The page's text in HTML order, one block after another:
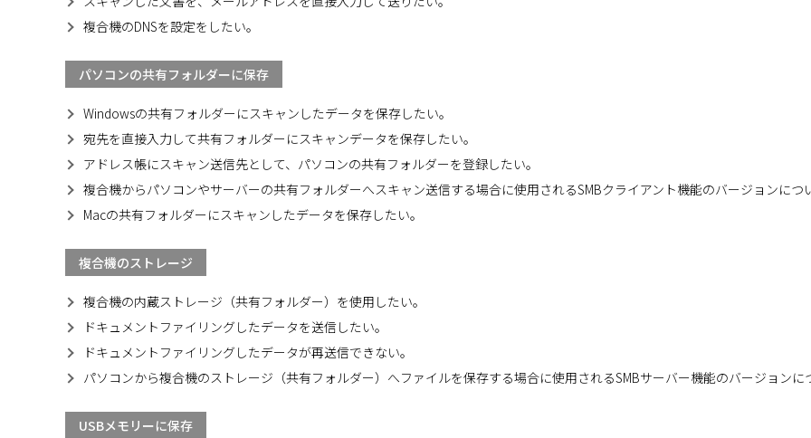
複合機のDNSを設定をしたい。
パソコンの共有フォルダーに保存
Windowsの共有フォルダーにスキャンしたデータを保存したい。
宛先を直接入力して共有フォルダーにスキャンデータを保存したい。
アドレス帳にスキャン送信先として、パソコンの共有フォルダーを登録したい。
複合機からパソコンやサーバーの共有フォルダーへスキャン送信する場合に使用されるSMBクライアント機能のバージョンにつ
Macの共有フォルダーにスキャンしたデータを保存したい。
複合機のストレージ
複合機の内蔵ストレージ（共有フォルダー）を使用したい。
ドキュメントファイリングしたデータを送信したい。
ドキュメントファイリングしたデータが再送信できない。
パソコンから複合機のストレージ（共有フォルダー）へファイルを保存する場合に使用されるSMBサーバー機能のバージョンに
USBメモリーに保存